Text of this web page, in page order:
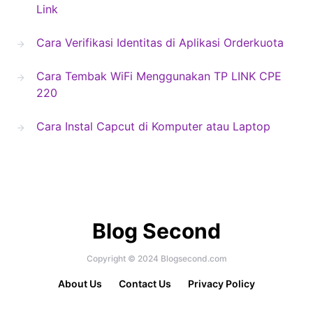
Link
Cara Verifikasi Identitas di Aplikasi Orderkuota
Cara Tembak WiFi Menggunakan TP LINK CPE
220
Cara Instal Capcut di Komputer atau Laptop
Blog Second
Copyright © 2024 Blogsecond.com
About Us Contact Us Privacy Policy